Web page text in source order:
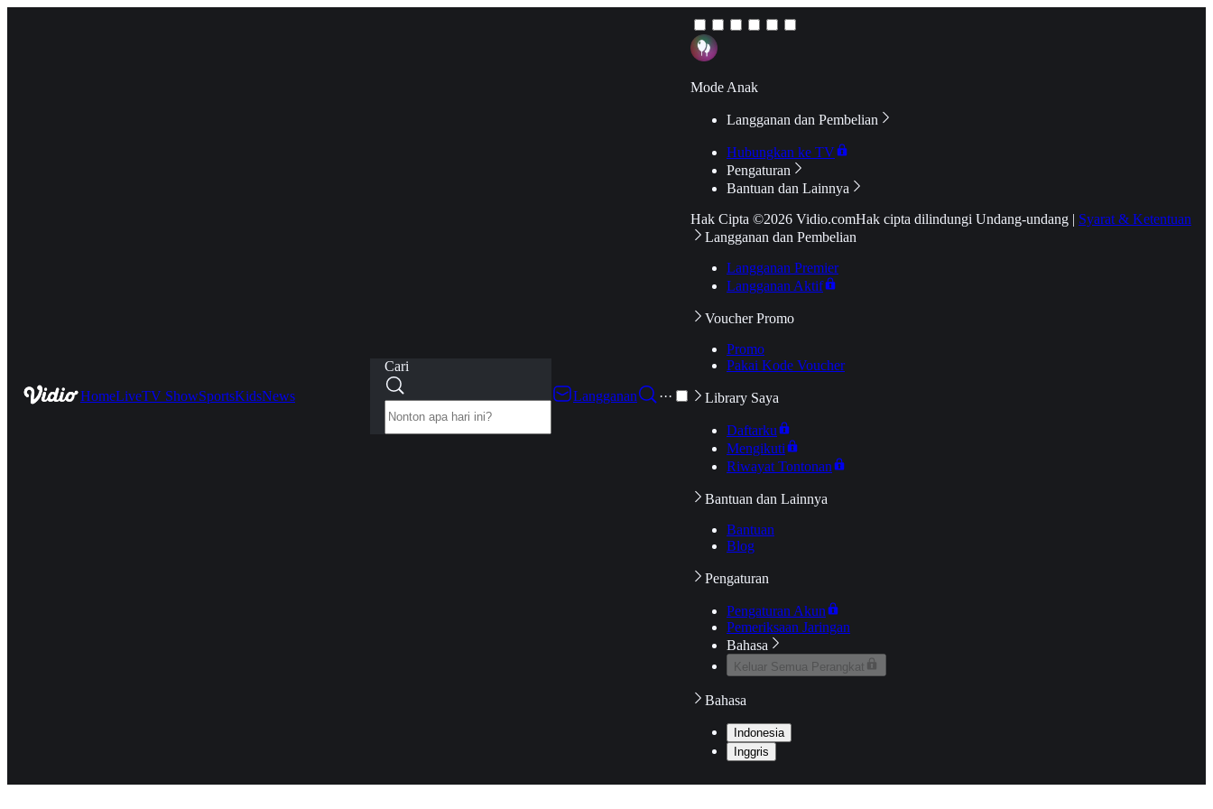
HomeLiveTV ShowSportsKidsNews
Cari
Langganan
···
Mode Anak
Langganan dan Pembelian
Hubungkan ke TV
Pengaturan
Bantuan dan Lainnya
Hak Cipta ©2026 Vidio.comHak cipta dilindungi Undang-undang | Syarat & Ketentuan
Langganan dan Pembelian
Langganan Premier
Langganan Aktif
Voucher Promo
Promo
Pakai Kode Voucher
Library Saya
Daftarku
Mengikuti
Riwayat Tontonan
Bantuan dan Lainnya
Bantuan
Blog
Pengaturan
Pengaturan Akun
Pemeriksaan Jaringan
Bahasa
Keluar Semua Perangkat
Bahasa
Indonesia
Inggris